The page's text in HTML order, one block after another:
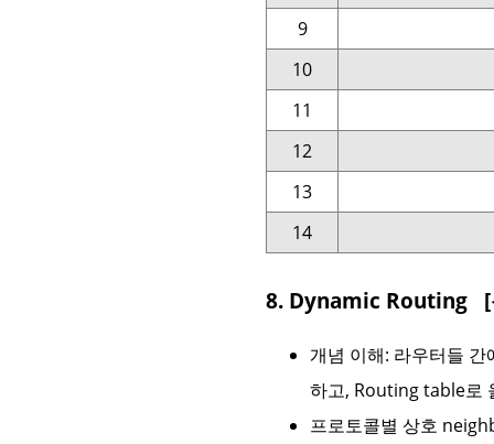
9
10
11
12
13
14
8. Dynamic Routing
개념 이해: 라우터들
하고, Routing table로
프로토콜별 상호